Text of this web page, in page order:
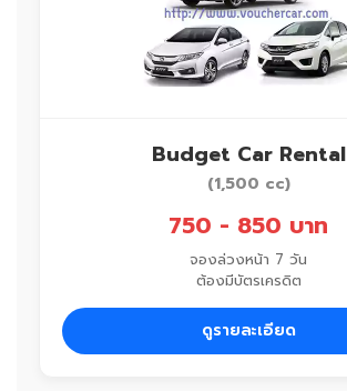
Budget Car Rental
(1,500 cc)
750 - 850 บาท
จองล่วงหน้า 7 วัน
ต้องมีบัตรเครดิต
ดูรายละเอียด